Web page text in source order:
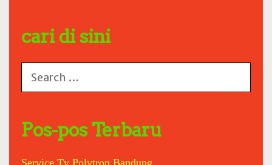
cari di sini
c
h
Pos-pos Terbaru